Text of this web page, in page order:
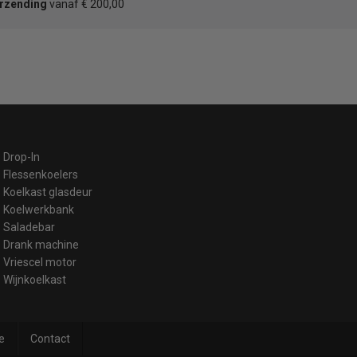
vanaf € 200,00
Drop-In
Flessenkoelers
Koelkast glasdeur
Koelwerkbank
Saladebar
Drank machine
Vriescel motor
Wijnkoelkast
Contact